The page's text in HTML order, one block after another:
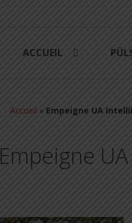
ACCUEIL
Accueil » Empeigne UA
Empeigne